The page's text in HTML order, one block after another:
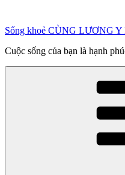
phần
dung
Sống khoẻ CÙNG LƯƠNG
Cuộc sống của bạn là hạnh